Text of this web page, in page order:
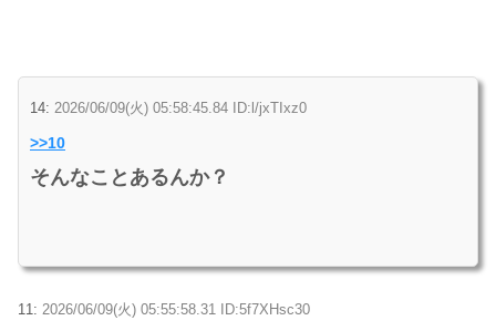
14: 2026/06/09(火) 05:58:45.84 ID:l/jxTIxz0
>>10
そんなことあるんか？
11: 2026/06/09(火) 05:55:58.31 ID:5f7XHsc30